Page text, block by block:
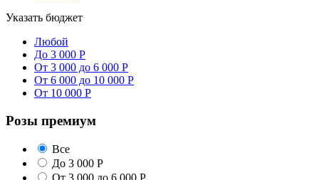
Указать бюджет
Любой
До 3 000 Р
От 3 000 до 6 000 Р
От 6 000 до 10 000 Р
От 10 000 Р
Розы премиум
Все
До 3 000 Р